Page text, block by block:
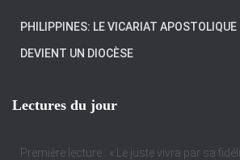
PHILIPPINES: LE VICARIAT APOSTOLIQUE
DEVIENT UN DIOCÈSE
Lectures du jour
Première lecture : « Le juste vivra par sa